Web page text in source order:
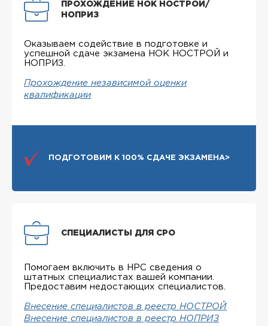
ПРОХОЖДЕНИЕ НОК НОСТРОЙ/
НОПРИЗ
Оказываем содействие в подготовке и
успешной сдаче экзамена НОК НОСТРОЙ и
НОПРИЗ.
Прохождение независимой оценки
квалификации
ПОДГОТОВИМ К 100% СДАЧЕ ЭКЗАМЕНА>
СПЕЦИАЛИСТЫ ДЛЯ СРО
Помогаем включить в НРС сведения о
штатных специалистах вашей компании.
Предоставим недостающих специалистов.
Внесение специалистов в реестр НОСТРОЙ
Внесение специалистов в реестр НОПРИЗ